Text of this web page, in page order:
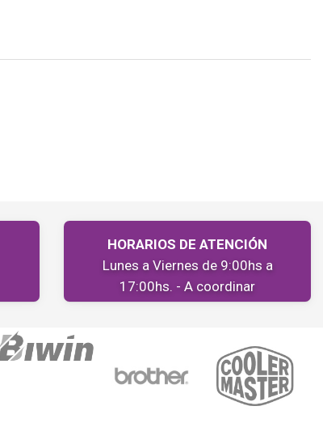
HORARIOS DE ATENCIÓN
Lunes a Viernes de 9:00hs a
17:00hs. - A coordinar